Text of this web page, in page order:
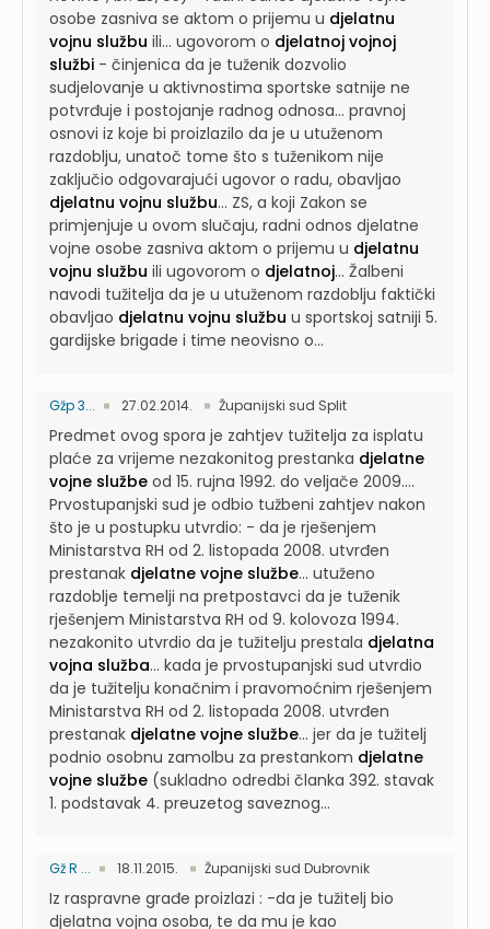
osobe zasniva se aktom o prijemu u djelatnu
vojnu službu ili... ugovorom o djelatnoj vojnoj
službi - činjenica da je tuženik dozvolio
sudjelovanje u aktivnostima sportske satnije ne
potvrđuje i postojanje radnog odnosa... pravnoj
osnovi iz koje bi proizlazilo da je u utuženom
razdoblju, unatoč tome što s tuženikom nije
zaključio odgovarajući ugovor o radu, obavljao
djelatnu vojnu službu... ZS, a koji Zakon se
primjenjuje u ovom slučaju, radni odnos djelatne
vojne osobe zasniva aktom o prijemu u djelatnu
vojnu službu ili ugovorom o djelatnoj... Žalbeni
navodi tužitelja da je u utuženom razdoblju faktički
obavljao djelatnu vojnu službu u sportskoj satniji 5.
gardijske brigade i time neovisno o...
Gžp 3... 27.02.2014. Županijski sud Split
Predmet ovog spora je zahtjev tužitelja za isplatu
plaće za vrijeme nezakonitog prestanka djelatne
vojne službe od 15. rujna 1992. do veljače 2009....
Prvostupanjski sud je odbio tužbeni zahtjev nakon
što je u postupku utvrdio: - da je rješenjem
Ministarstva RH od 2. listopada 2008. utvrđen
prestanak djelatne vojne službe... utuženo
razdoblje temelji na pretpostavci da je tuženik
rješenjem Ministarstva RH od 9. kolovoza 1994.
nezakonito utvrdio da je tužitelju prestala djelatna
vojna služba... kada je prvostupanjski sud utvrdio
da je tužitelju konačnim i pravomoćnim rješenjem
Ministarstva RH od 2. listopada 2008. utvrđen
prestanak djelatne vojne službe... jer da je tužitelj
podnio osobnu zamolbu za prestankom djelatne
vojne službe (sukladno odredbi članka 392. stavak
1. podstavak 4. preuzetog saveznog...
Gž R ... 18.11.2015. Županijski sud Dubrovnik
Iz raspravne građe proizlazi : -da je tužitelj bio
djelatna vojna osoba, te da mu je kao